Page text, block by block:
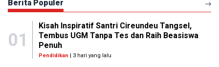
Berita Populer
01
Kisah Inspiratif Santri Cireundeu Tangsel,
Tembus UGM Tanpa Tes dan Raih Beasiswa
Penuh
Pendidikan | 3 hari yang lalu